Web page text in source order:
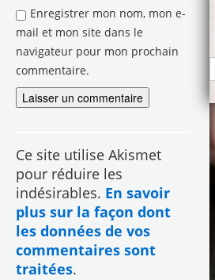
Enregistrer mon nom, mon e-
mail et mon site dans le
navigateur pour mon prochain
commentaire.
Ce site utilise Akismet
pour réduire les
indésirables. En savoir
plus sur la façon dont
les données de vos
commentaires sont
traitées.